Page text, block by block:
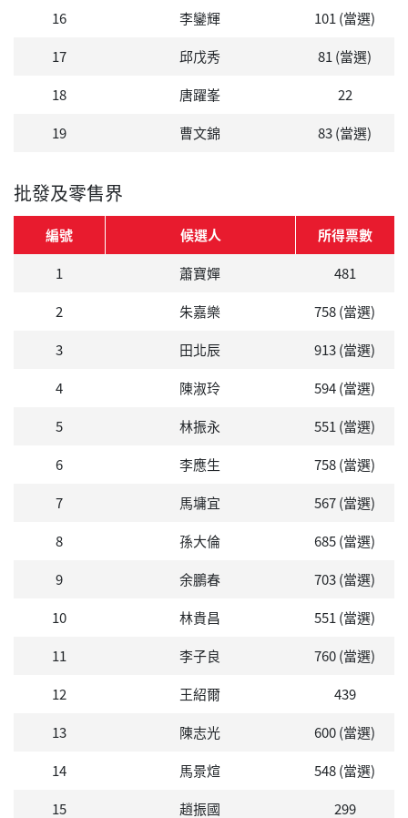
16
李鑾輝
101 (當選)
17
邱戊秀
81 (當選)
18
唐躍峯
22
19
曹文錦 83 (當選)
批發及零售界
編號 候選人
所得票數
1
蕭寶嬋
481
2
朱嘉樂
758 (當選)
3
田北辰
913 (當選)
4
陳淑玲
594 (當選)
5
林振永
551 (當選)
6
李應生
758 (當選)
7
馬墉宜
567 (當選)
8
孫大倫
685 (當選)
9
余鵬春
703 (當選)
10
林貴昌
551 (當選)
11
李子良
760 (當選)
12
王紹爾
439
13
陳志光
600 (當選)
14
馬景煊
548 (當選)
15
趙振國 299